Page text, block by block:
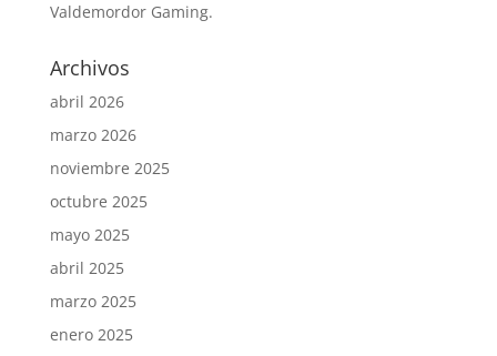
Valdemordor Gaming.
Archivos
abril 2026
marzo 2026
noviembre 2025
octubre 2025
mayo 2025
abril 2025
marzo 2025
enero 2025